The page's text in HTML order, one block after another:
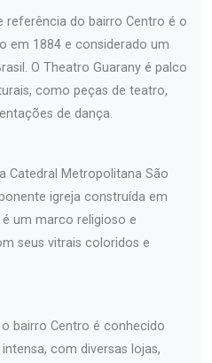
referência do bairro Centro é o
em 1884 e considerado um
O Theatro Guarany é palco
como peças de teatro,
de dança.
Catedral Metropolitana São
igreja construída em
um marco religioso e
seus vitrais coloridos e
bairro Centro é conhecido
com diversas lojas,